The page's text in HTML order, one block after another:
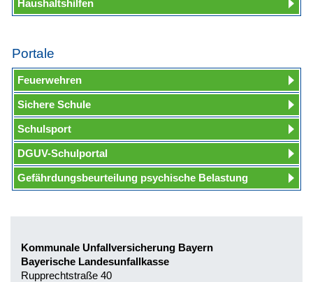
Haushaltshilfen
Portale
Feuerwehren
Sichere Schule
Schulsport
DGUV-Schulportal
Gefährdungsbeurteilung psychische Belastung
Kommunale Unfallversicherung Bayern
Bayerische Landesunfallkasse
Rupprechtstraße 40